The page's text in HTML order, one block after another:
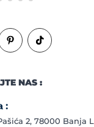
NAS :
:
2, 78000 Banja